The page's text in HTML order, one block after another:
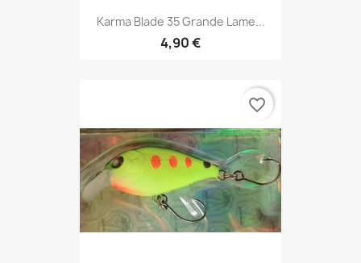
Karma Blade 35 Grande Lame...
4,90 €
favorite_border